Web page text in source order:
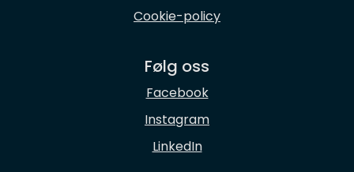
Cookie-policy
Følg oss
Facebook
Instagram
LinkedIn